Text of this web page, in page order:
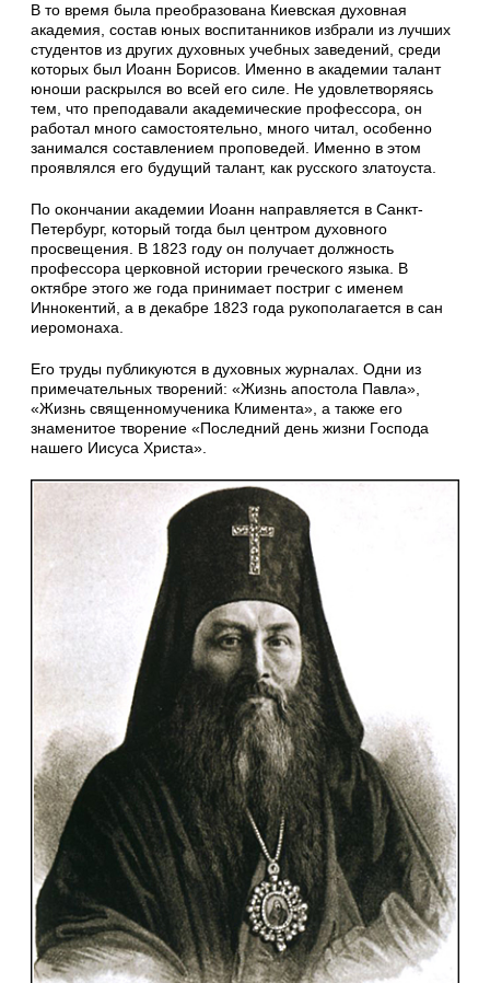
В то время была преобразована Киевская духовная
академия, состав юных воспитанников избрали из лучших
студентов из других духовных учебных заведений, среди
которых был Иоанн Борисов. Именно в академии талант
юноши раскрылся во всей его силе. Не удовлетворяясь
тем, что преподавали академические профессора, он
работал много самостоятельно, много читал, особенно
занимался составлением проповедей. Именно в этом
проявлялся его будущий талант, как русского златоуста.
По окончании академии Иоанн направляется в Санкт-
Петербург, который тогда был центром духовного
просвещения. В 1823 году он получает должность
профессора церковной истории греческого языка. В
октябре этого же года принимает постриг с именем
Иннокентий, а в декабре 1823 года рукополагается в сан
иеромонаха.
Его труды публикуются в духовных журналах. Одни из
примечательных творений: «Жизнь апостола Павла»,
«Жизнь священномученика Климента», а также его
знаменитое творение «Последний день жизни Господа
нашего Иисуса Христа».